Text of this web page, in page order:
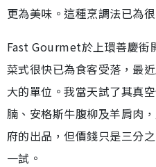
更為美味。這種烹調法已為
Fast Gourmet於上環善慶街
菜式很快已為食客受落，最
大的單位。我當天試了其真
腩、安格斯牛腹柳及羊肩肉
府的出品，但價錢只是三分
一試。